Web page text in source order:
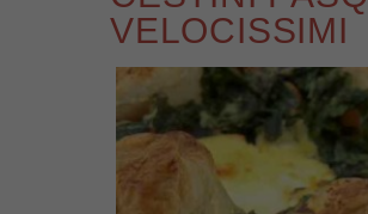
VELOCISSIMI